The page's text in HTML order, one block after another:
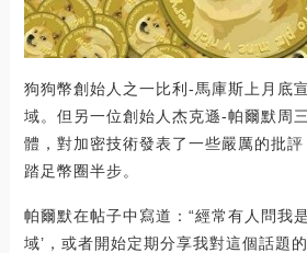
狗狗幣創始人之一比利-馬庫斯上月底
域。但另一位創始人杰克遜-帕爾默周
體，對加密技術發表了一些嚴厲的批
踏足幣圈半步。
帕爾默在帖子中寫道：“經常有人問我
域’，或者開始定期分享我對這個話題